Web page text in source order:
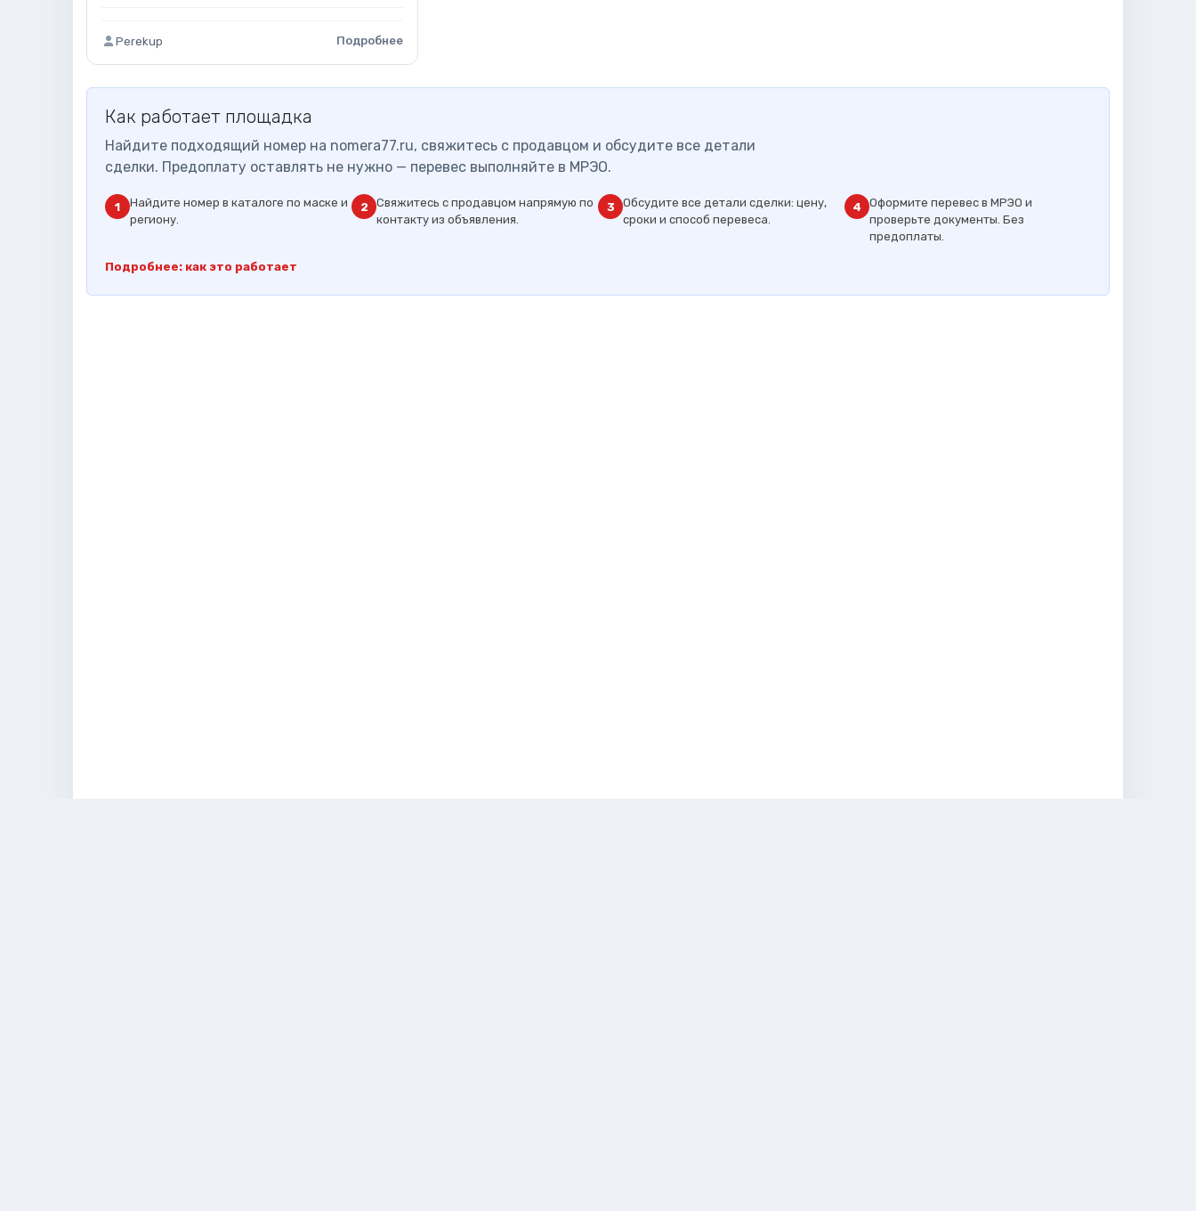
Perekup Подробнее
Как работает площадка
Найдите подходящий номер на nomera77.ru, свяжитесь с продавцом и обсудите все детали
сделки. Предоплату оставлять не нужно — перевес выполняйте в МРЭО.
1
Найдите номер в каталоге по маске и
региону.
2
Свяжитесь с продавцом напрямую по
контакту из объявления.
3
Обсудите все детали сделки: цену,
сроки и способ перевеса.
4
Оформите перевес в МРЭО и
проверьте документы. Без
предоплаты.
Подробнее: как это работает